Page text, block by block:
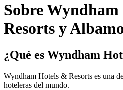
Sobre
Resorts y
¿Qué es Wyndham
Wyndham Hotels & Resorts es una
hoteleras del mundo.